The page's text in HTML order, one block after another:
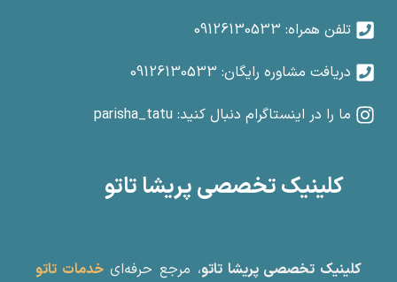
تلفن همراه: 09126130533
دریافت مشاوره رایگان: 09126130533
ما را در اینستاگرام دنبال کنید: parisha_tatu
کلینیک تخصصی پریشا تاتو
کلینیک تخصصی پریشا تاتو، مرجع حرفه‌ایخدمات تاتو